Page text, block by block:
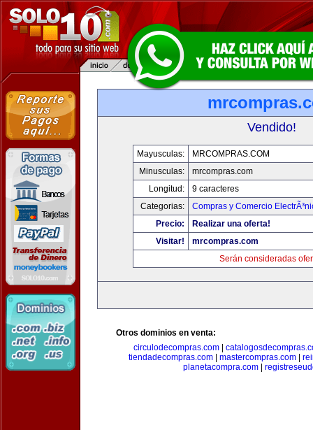
Vendido!
Mayusculas:
MRCOMPRAS.COM
Minusculas:
mrcompras.com
Longitud:
9 caracteres
Categorias:
Compras y Comercio
Precio:
Realizar una oferta!
Visitar!
mrcompras.com
Serán consideradas
Otros dominios en venta:
circulodecompras.com|
tiendadecompras.com| mastercompras.com|
planetacompra.com